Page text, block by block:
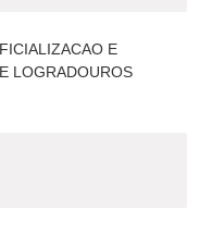
E
LOGRADOUROS